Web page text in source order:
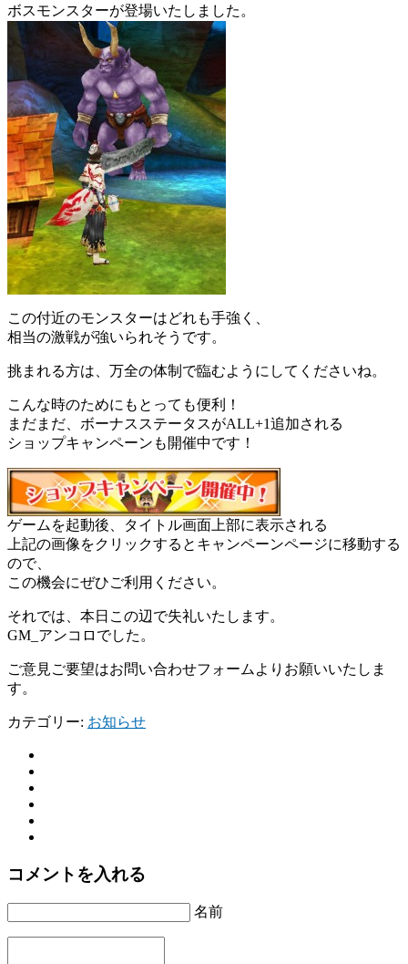
ボスモンスターが登場いたしました。
この付近のモンスターはどれも手強く、
相当の激戦が強いられそうです。
挑まれる方は、万全の体制で臨むようにしてくださいね。
こんな時のためにもとっても便利！
まだまだ、ボーナスステータスがALL+1追加される
ショップキャンペーンも開催中です！
ゲームを起動後、タイトル画面上部に表示される
上記の画像をクリックするとキャンペーンページに移動する
ので、
この機会にぜひご利用ください。
それでは、本日この辺で失礼いたします。
GM_アンコロでした。
ご意見ご要望はお問い合わせフォームよりお願いいたしま
す。
カテゴリー: お知らせ
コメントを入れる
名前